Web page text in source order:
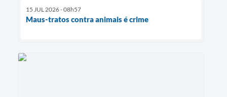
15 JUL 2026 - 08h57
Maus-tratos contra animais é crime